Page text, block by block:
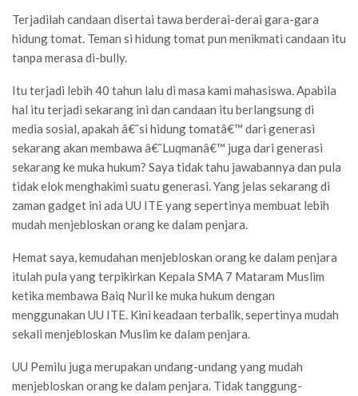
Terjadilah candaan disertai tawa berderai-derai gara-gara
hidung tomat. Teman si hidung tomat pun menikmati candaan itu
tanpa merasa di-bully.
Itu terjadi lebih 40 tahun lalu di masa kami mahasiswa. Apabila
hal itu terjadi sekarang ini dan candaan itu berlangsung di
media sosial, apakah â€˜si hidung tomatâ€™ dari generasi
sekarang akan membawa â€˜Luqmanâ€™ juga dari generasi
sekarang ke muka hukum? Saya tidak tahu jawabannya dan pula
tidak elok menghakimi suatu generasi. Yang jelas sekarang di
zaman gadget ini ada UU ITE yang sepertinya membuat lebih
mudah menjebloskan orang ke dalam penjara.
Hemat saya, kemudahan menjebloskan orang ke dalam penjara
itulah pula yang terpikirkan Kepala SMA 7 Mataram Muslim
ketika membawa Baiq Nuril ke muka hukum dengan
menggunakan UU ITE. Kini keadaan terbalik, sepertinya mudah
sekali menjebloskan Muslim ke dalam penjara.
UU Pemilu juga merupakan undang-undang yang mudah
menjebloskan orang ke dalam penjara. Tidak tanggung-